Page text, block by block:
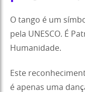
O tango é um
pela UNESCO. É
Humanidade.
Este
é apenas uma